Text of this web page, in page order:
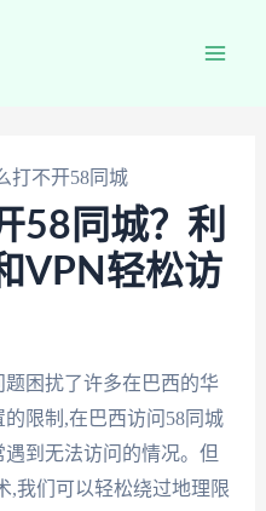
打不开58同城
58同城？利
VPN轻松访
题困扰了许多在巴西的华
限制,在巴西访问58同城
到无法访问的情况。但
,我们可以轻松绕过地理限